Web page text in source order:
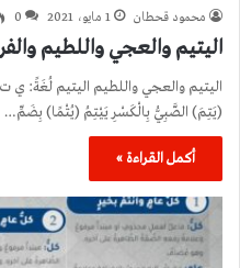
محمود قحطان 1 مايو، 2021 0
اليتيم والعجي واللطيم
اليتيم والعجي واللطيم اليتيم لُغَةً:
(يَتِمَ) الصَّبِيُّ بِالْكَسْرِ يَيْتِمُ (يُتْمًا) بِضَمِّ…
أكمل القراءة »